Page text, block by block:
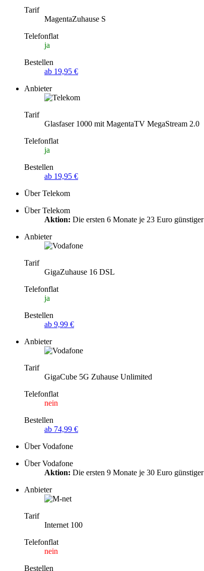
Tarif
MagentaZuhause S
Telefonflat
ja
Bestellen
ab 19,95 €
Anbieter
Tarif
Glasfaser 1000 mit MagentaTV MegaStream 2.0
Telefonflat
ja
Bestellen
ab 19,95 €
Über Telekom
Über Telekom
Aktion: Die ersten 6 Monate je 23 Euro günstiger
Anbieter
Tarif
GigaZuhause 16 DSL
Telefonflat
ja
Bestellen
ab 9,99 €
Anbieter
Tarif
GigaCube 5G Zuhause Unlimited
Telefonflat
nein
Bestellen
ab 74,99 €
Über Vodafone
Über Vodafone
Aktion: Die ersten 9 Monate je 30 Euro günstiger
Anbieter
Tarif
Internet 100
Telefonflat
nein
Bestellen